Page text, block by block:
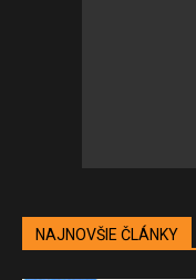
NAJNOVŠIE ČLÁNKY